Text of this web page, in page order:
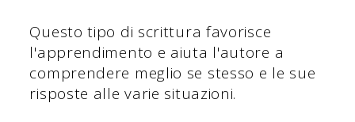
Questo tipo di scrittura favorisce
l'apprendimento e aiuta l'autore a
comprendere meglio se stesso e le sue
risposte alle varie situazioni.